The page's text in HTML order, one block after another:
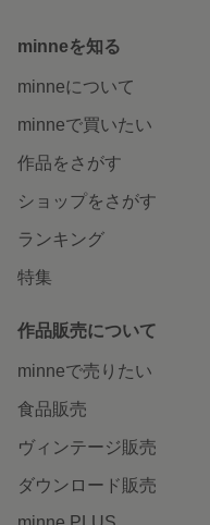
minneを知る
minneについて
minneで買いたい
作品をさがす
ショップをさがす
ランキング
特集
作品販売について
minneで売りたい
食品販売
ヴィンテージ販売
ダウンロード販売